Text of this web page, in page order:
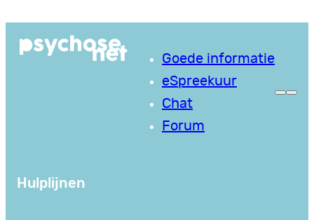
naar
Goede informatie
eSpreekuur
Chat
Forum
Hulplijnen